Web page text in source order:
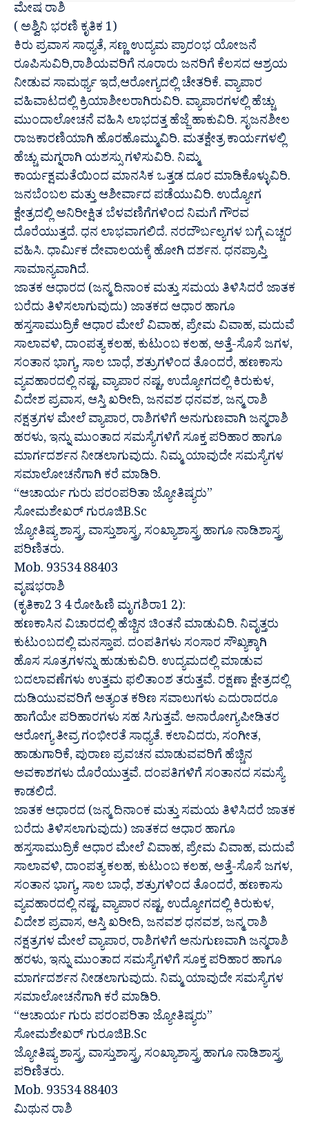
ಮೇಷ ರಾಶಿ
( ಅಶ್ವಿನಿ ಭರಣಿ ಕೃತಿಕ 1)
ಕಿರು ಪ್ರವಾಸ ಸಾಧ್ಯತೆ, ಸಣ್ಣ ಉದ್ಯಮ ಪ್ರಾರಂಭ ಯೋಜನೆ
ರೂಪಿಸುವಿರಿ,ರಾಶಿಯವರಿಗೆ ನೂರಾರು ಜನರಿಗೆ ಕೆಲಸದ ಆಶ್ರಯ
ನೀಡುವ ಸಾಮರ್ಥ್ಯ ಇದೆ,ಆರೋಗ್ಯದಲ್ಲಿ ಚೇತರಿಕೆ. ವ್ಯಾಪಾರ
ವಹಿವಾಟದಲ್ಲಿ ಕ್ರಿಯಾಶೀಲರಾಗಿರುವಿರಿ. ವ್ಯಾಪಾರಗಳಲ್ಲಿ ಹೆಚ್ಚು
ಮುಂದಾಲೋಚನೆ ವಹಿಸಿ ಲಾಭದತ್ತ ಹೆಜ್ಜೆ ಹಾಕುವಿರಿ. ಸೃಜನಶೀಲ
ರಾಜಕಾರಣಿಯಾಗಿ ಹೊರಹೊಮ್ಮುವಿರಿ. ಮತಕ್ಷೇತ್ರ ಕಾರ್ಯಗಳಲ್ಲಿ
ಹೆಚ್ಚು ಮಗ್ನರಾಗಿ ಯಶಸ್ಸು ಗಳಿಸುವಿರಿ. ನಿಮ್ಮ
ಕಾರ್ಯಕ್ಷಮತೆಯಿಂದ ಮಾನಸಿಕ ಒತ್ತಡ ದೂರ ಮಾಡಿಕೊಳ್ಳುವಿರಿ.
ಜನಬೆಂಬಲ ಮತ್ತು ಆಶೀರ್ವಾದ ಪಡೆಯುವಿರಿ. ಉದ್ಯೋಗ
ಕ್ಷೇತ್ರದಲ್ಲಿ ಅನಿರೀಕ್ಷಿತ ಬೆಳವಣಿಗೆಗಳಿಂದ ನಿಮಗೆ ಗೌರವ
ದೊರೆಯುತ್ತದೆ. ಧನ ಲಾಭವಾಗಲಿದೆ. ನರದೌರ್ಬಲ್ಯಗಳ ಬಗ್ಗೆ ಎಚ್ಚರ
ವಹಿಸಿ. ಧಾರ್ಮಿಕ ದೇವಾಲಯಕ್ಕೆ ಹೋಗಿ ದರ್ಶನ. ಧನಪ್ರಾಪ್ತಿ
ಸಾಮಾನ್ಯವಾಗಿದೆ.
ಜಾತಕ ಆಧಾರದ (ಜನ್ಮ ದಿನಾಂಕ ಮತ್ತು ಸಮಯ ತಿಳಿಸಿದರೆ ಜಾತಕ
ಬರೆದು ತಿಳಿಸಲಾಗುವುದು) ಜಾತಕದ ಆಧಾರ ಹಾಗೂ
ಹಸ್ತಸಾಮುದ್ರಿಕೆ ಆಧಾರ ಮೇಲೆ ವಿವಾಹ, ಪ್ರೇಮ ವಿವಾಹ, ಮದುವೆ
ಸಾಲಾವಳಿ, ದಾಂಪತ್ಯ ಕಲಹ, ಕುಟುಂಬ ಕಲಹ, ಅತ್ತೆ-ಸೊಸೆ ಜಗಳ,
ಸಂತಾನ ಭಾಗ್ಯ, ಸಾಲ ಬಾಧೆ, ಶತ್ರುಗಳಿಂದ ತೊಂದರೆ, ಹಣಕಾಸು
ವ್ಯವಹಾರದಲ್ಲಿ ನಷ್ಟ, ವ್ಯಾಪಾರ ನಷ್ಟ, ಉದ್ಯೋಗದಲ್ಲಿ ಕಿರುಕುಳ,
ವಿದೇಶ ಪ್ರವಾಸ, ಆಸ್ತಿ ಖರೀದಿ, ಜನವಶ ಧನವಶ, ಜನ್ಮ ರಾಶಿ
ನಕ್ಷತ್ರಗಳ ಮೇಲೆ ವ್ಯಾಪಾರ, ರಾಶಿಗಳಿಗೆ ಅನುಗುಣವಾಗಿ ಜನ್ಮರಾಶಿ
ಹರಳು, ಇನ್ನು ಮುಂತಾದ ಸಮಸ್ಯೆಗಳಿಗೆ ಸೂಕ್ತ ಪರಿಹಾರ ಹಾಗೂ
ಮಾರ್ಗದರ್ಶನ ನೀಡಲಾಗುವುದು. ನಿಮ್ಮ ಯಾವುದೇ ಸಮಸ್ಯೆಗಳ
ಸಮಾಲೋಚನೆಗಾಗಿ ಕರೆ ಮಾಡಿರಿ.
“ಆಚಾರ್ಯ ಗುರು ಪರಂಪರಿತಾ ಜ್ಯೋತಿಷ್ಯರು”
ಸೋಮಶೇಖರ್ ಗುರೂಜಿB.Sc
ಜ್ಯೋತಿಷ್ಯ ಶಾಸ್ತ್ರ, ವಾಸ್ತುಶಾಸ್ತ್ರ, ಸಂಖ್ಯಾಶಾಸ್ತ್ರ ಹಾಗೂ ನಾಡಿಶಾಸ್ತ್ರ
ಪರಿಣಿತರು.
Mob. 93534 88403
ವೃಷಭರಾಶಿ
(ಕೃತಿಕಾ2 3 4 ರೋಹಿಣಿ ಮೃಗಶಿರಾ1 2):
ಹಣಕಾಸಿನ ವಿಚಾರದಲ್ಲಿ ಹೆಚ್ಚಿನ ಚಿಂತನೆ ಮಾಡುವಿರಿ. ನಿವೃತ್ತರು
ಕುಟುಂಬದಲ್ಲಿ ಮನಸ್ತಾಪ. ದಂಪತಿಗಳು ಸಂಸಾರ ಸೌಖ್ಯಕ್ಕಾಗಿ
ಹೊಸ ಸೂತ್ರಗಳನ್ನು ಹುಡುಕುವಿರಿ. ಉದ್ಯಮದಲ್ಲಿ ಮಾಡುವ
ಬದಲಾವಣೆಗಳು ಉತ್ತಮ ಫಲಿತಾಂಶ ತರುತ್ತವೆ. ರಕ್ಷಣಾ ಕ್ಷೇತ್ರದಲ್ಲಿ
ದುಡಿಯುವವರಿಗೆ ಅತ್ಯಂತ ಕಠಿಣ ಸವಾಲುಗಳು ಎದುರಾದರೂ
ಹಾಗೆಯೇ ಪರಿಹಾರಗಳು ಸಹ ಸಿಗುತ್ತವೆ. ಅನಾರೋಗ್ಯಪೀಡಿತರ
ಆರೋಗ್ಯ ತೀವ್ರ ಗಂಭೀರತೆ ಸಾಧ್ಯತೆ. ಕಲಾವಿದರು, ಸಂಗೀತ,
ಹಾಡುಗಾರಿಕೆ, ಪುರಾಣ ಪ್ರವಚನ ಮಾಡುವವರಿಗೆ ಹೆಚ್ಚಿನ
ಅವಕಾಶಗಳು ದೊರೆಯುತ್ತವೆ. ದಂಪತಿಗಳಿಗೆ ಸಂತಾನದ ಸಮಸ್ಯೆ
ಕಾಡಲಿದೆ.
ಜಾತಕ ಆಧಾರದ (ಜನ್ಮ ದಿನಾಂಕ ಮತ್ತು ಸಮಯ ತಿಳಿಸಿದರೆ ಜಾತಕ
ಬರೆದು ತಿಳಿಸಲಾಗುವುದು) ಜಾತಕದ ಆಧಾರ ಹಾಗೂ
ಹಸ್ತಸಾಮುದ್ರಿಕೆ ಆಧಾರ ಮೇಲೆ ವಿವಾಹ, ಪ್ರೇಮ ವಿವಾಹ, ಮದುವೆ
ಸಾಲಾವಳಿ, ದಾಂಪತ್ಯ ಕಲಹ, ಕುಟುಂಬ ಕಲಹ, ಅತ್ತೆ-ಸೊಸೆ ಜಗಳ,
ಸಂತಾನ ಭಾಗ್ಯ, ಸಾಲ ಬಾಧೆ, ಶತ್ರುಗಳಿಂದ ತೊಂದರೆ, ಹಣಕಾಸು
ವ್ಯವಹಾರದಲ್ಲಿ ನಷ್ಟ, ವ್ಯಾಪಾರ ನಷ್ಟ, ಉದ್ಯೋಗದಲ್ಲಿ ಕಿರುಕುಳ,
ವಿದೇಶ ಪ್ರವಾಸ, ಆಸ್ತಿ ಖರೀದಿ, ಜನವಶ ಧನವಶ, ಜನ್ಮ ರಾಶಿ
ನಕ್ಷತ್ರಗಳ ಮೇಲೆ ವ್ಯಾಪಾರ, ರಾಶಿಗಳಿಗೆ ಅನುಗುಣವಾಗಿ ಜನ್ಮರಾಶಿ
ಹರಳು, ಇನ್ನು ಮುಂತಾದ ಸಮಸ್ಯೆಗಳಿಗೆ ಸೂಕ್ತ ಪರಿಹಾರ ಹಾಗೂ
ಮಾರ್ಗದರ್ಶನ ನೀಡಲಾಗುವುದು. ನಿಮ್ಮ ಯಾವುದೇ ಸಮಸ್ಯೆಗಳ
ಸಮಾಲೋಚನೆಗಾಗಿ ಕರೆ ಮಾಡಿರಿ.
“ಆಚಾರ್ಯ ಗುರು ಪರಂಪರಿತಾ ಜ್ಯೋತಿಷ್ಯರು”
ಸೋಮಶೇಖರ್ ಗುರೂಜಿB.Sc
ಜ್ಯೋತಿಷ್ಯ ಶಾಸ್ತ್ರ, ವಾಸ್ತುಶಾಸ್ತ್ರ, ಸಂಖ್ಯಾಶಾಸ್ತ್ರ ಹಾಗೂ ನಾಡಿಶಾಸ್ತ್ರ
ಪರಿಣಿತರು.
Mob. 93534 88403
ಮಿಥುನ ರಾಶಿ